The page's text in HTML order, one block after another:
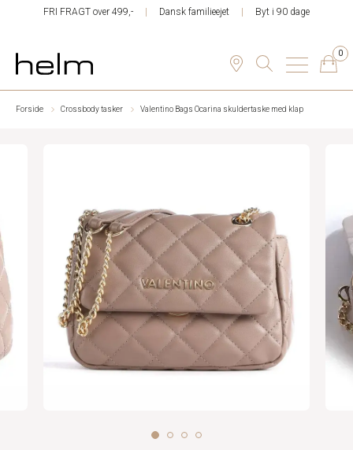
FRI FRAGT over 499,- Dansk familieejet Byt i 90 dage
0
Forside Crossbody tasker Valentino Bags Ocarina skuldertaske med klap